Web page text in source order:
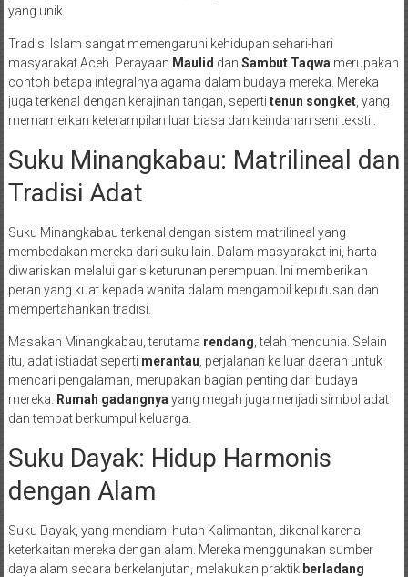
yang unik.
Tradisi Islam sangat memengaruhi kehidupan sehari-hari
masyarakat Aceh. Perayaan Maulid dan Sambut Taqwa merupakan
contoh betapa integralnya agama dalam budaya mereka. Mereka
juga terkenal dengan kerajinan tangan, seperti tenun songket, yang
memamerkan keterampilan luar biasa dan keindahan seni tekstil.
Suku Minangkabau: Matrilineal dan
Tradisi Adat
Suku Minangkabau terkenal dengan sistem matrilineal yang
membedakan mereka dari suku lain. Dalam masyarakat ini, harta
diwariskan melalui garis keturunan perempuan. Ini memberikan
peran yang kuat kepada wanita dalam mengambil keputusan dan
mempertahankan tradisi.
Masakan Minangkabau, terutama rendang , telah mendunia. Selain
itu, adat istiadat seperti merantau , perjalanan ke luar daerah untuk
mencari pengalaman, merupakan bagian penting dari budaya
mereka. Rumah gadangnya yang megah juga menjadi simbol adat
dan tempat berkumpul keluarga.
Suku Dayak: Hidup Harmonis
dengan Alam
Suku Dayak, yang mendiami hutan Kalimantan, dikenal karena
keterkaitan mereka dengan alam. Mereka menggunakan sumber
daya alam secara berkelanjutan, melakukan praktik berladang